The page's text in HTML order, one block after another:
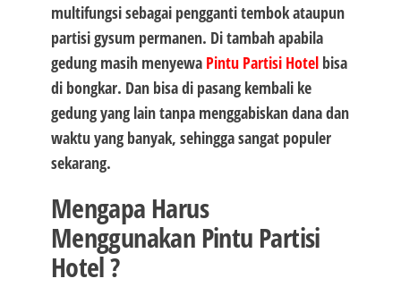
multifungsi sebagai pengganti tembok ataupun
partisi gysum permanen. Di tambah apabila
gedung masih menyewa Pintu Partisi Hotelbisa
di bongkar. Dan bisa di pasang kembali ke
gedung yang lain tanpa menggabiskan dana dan
waktu yang banyak, sehingga sangat populer
sekarang.
Mengapa Harus
Menggunakan Pintu Partisi
Hotel ?